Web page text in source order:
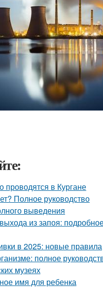
проводятся в Кургане
Полное руководство
выведения
из запоя:
в 2025: новые правила
полное
музеях
имя для ребенка